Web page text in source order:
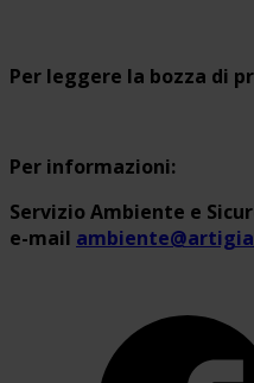
Per leggere la bozza di
Per informazioni:
Servizio Ambiente e
e-mail